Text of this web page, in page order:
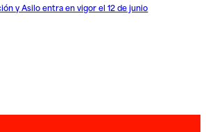
y Asilo entra en vigor el 12 de junio